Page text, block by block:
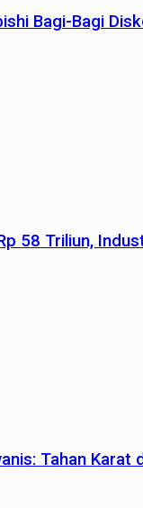
Bagi-Bagi
58 Triliun,
Tahan Karat